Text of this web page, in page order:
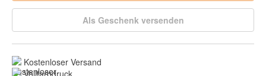
Als Geschenk versenden
Kostenloser Versand
Vollfarbdruck